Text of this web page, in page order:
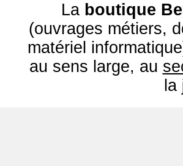
La boutique
(ouvrages métiers,
matériel
au sens large, au
la